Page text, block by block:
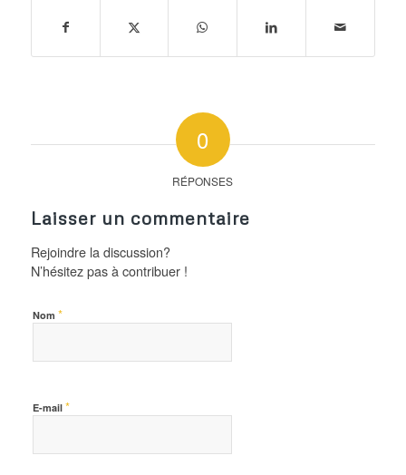
0
RÉPONSES
Laisser un commentaire
Rejoindre la discussion?
N’hésitez pas à contribuer !
Nom *
E-mail *